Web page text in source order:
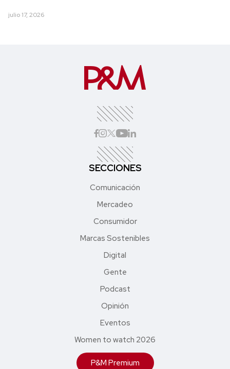
julio 17, 2026
SECCIONES
Comunicación
Mercadeo
Consumidor
Marcas Sostenibles
Digital
Gente
Podcast
Opinión
Eventos
Women to watch 2026
P&M Premium